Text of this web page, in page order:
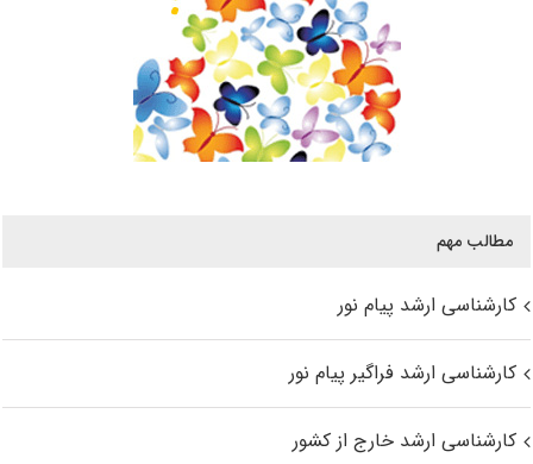
مطالب مهم
کارشناسی ارشد پیام نور
کارشناسی ارشد فراگیر پیام نور
کارشناسی ارشد خارج از کشور